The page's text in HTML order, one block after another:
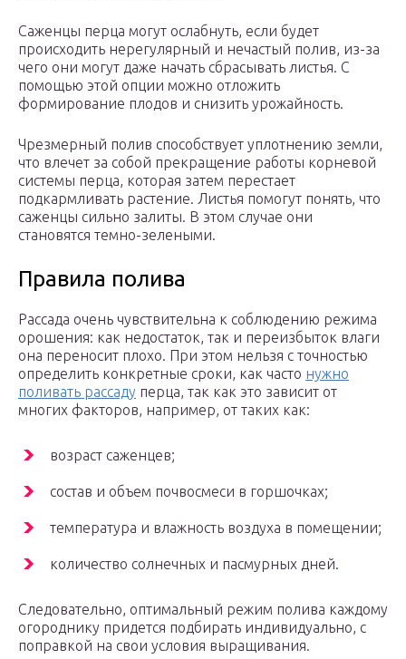
Саженцы перца могут ослабнуть, если будет
происходить нерегулярный и нечастый полив, из-за
чего они могут даже начать сбрасывать листья. С
помощью этой опции можно отложить
формирование плодов и снизить урожайность.
Чрезмерный полив способствует уплотнению земли,
что влечет за собой прекращение работы корневой
системы перца, которая затем перестает
подкармливать растение. Листья помогут понять, что
саженцы сильно залиты. В этом случае они
становятся темно-зелеными.
Правила полива
Рассада очень чувствительна к соблюдению режима
орошения: как недостаток, так и переизбыток влаги
она переносит плохо. При этом нельзя с точностью
определить конкретные сроки, как часто нужно
поливать рассаду перца, так как это зависит от
многих факторов, например, от таких как:
возраст саженцев;
состав и объем почвосмеси в горшочках;
температура и влажность воздуха в помещении;
количество солнечных и пасмурных дней.
Следовательно, оптимальный режим полива каждому
огороднику придется подбирать индивидуально, с
поправкой на свои условия выращивания.